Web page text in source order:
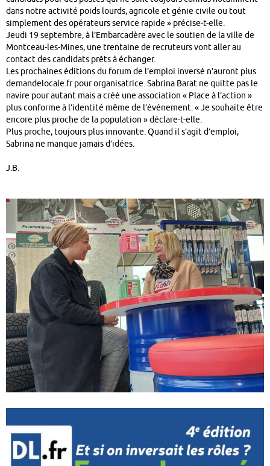
dans notre activité poids lourds, agricole et génie civile ou tout
simplement des opérateurs service rapide » précise-t-elle.
Jeudi 19 septembre, à l’Embarcadère avec le soutien de la ville de
Montceau-les-Mines, une trentaine de recruteurs vont aller au
contact des candidats prêts à échanger.
Les prochaines éditions du forum de l’emploi inversé n’auront plus
demandelocale.fr pour organisatrice. Sabrina Barat ne quitte pas le
navire pour autant mais a créé une association « Place à l’action »
plus conforme à l’identité même de l’événement. « Je souhaite être
encore plus proche de la population » déclare-t-elle.
Plus proche, toujours plus innovante. Quand il s’agit d’emploi,
Sabrina ne manque jamais d’idées.
J.B.